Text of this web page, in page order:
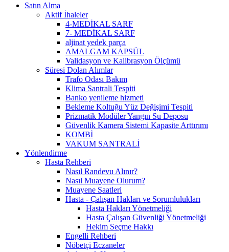
Satın Alma
Aktif İhaleler
4-MEDİKAL SARF
7- MEDİKAL SARF
aljinat yedek parça
AMALGAM KAPSÜL
Validasyon ve Kalibrasyon Ölçümü
Süresi Dolan Alımlar
Trafo Odası Bakım
Klima Santrali Tespiti
Banko yenileme hizmeti
Bekleme Koltuğu Yüz Değişimi Tespiti
Prizmatik Modüler Yangın Su Deposu
Güvenlik Kamera Sistemi Kapasite Arttırımı
KOMBİ
VAKUM SANTRALİ
Yönlendirme
Hasta Rehberi
Nasıl Randevu Alınır?
Nasıl Muayene Olurum?
Muayene Saatleri
Hasta - Çalışan Hakları ve Sorumlulukları
Hasta Hakları Yönetmeliği
Hasta Çalışan Güvenliği Yönetmeliği
Hekim Seçme Hakkı
Engelli Rehberi
Nöbetçi Eczaneler